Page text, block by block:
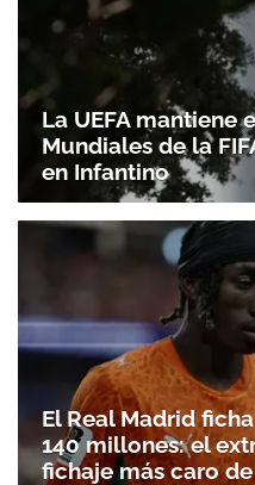
La UEFA mantiene
Mundiales de la
en Infantino
El Real Madrid
140 millones: el
fichaje más caro